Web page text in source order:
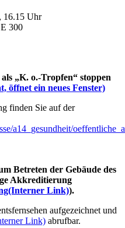
16.15 Uhr
300
„K. o.-Tropfen“ stoppen
öffnet ein neues Fenster)
finden Sie auf der
a14_gesundheit/
Betreten der Gebäude des
Akkreditierung
(Interner Link)).
aufgezeichnet und
Link) abrufbar.